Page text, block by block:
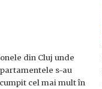
din Cluj unde
s-au
cel mai mult în